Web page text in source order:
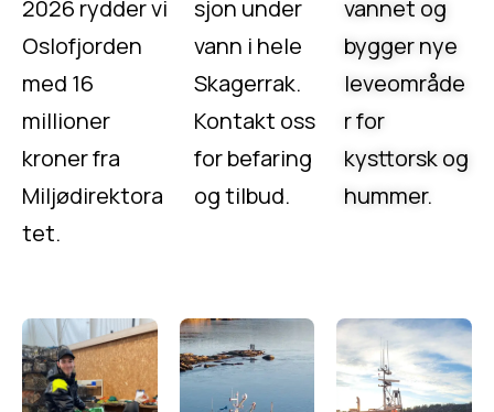
2026 rydder vi
Oslofjorden
med 16
millioner
kroner fra
Miljødirektora
tet.
sjon under
vann i hele
Skagerrak.
Kontakt oss
for befaring
og tilbud.
vannet og
bygger nye
leveområde
r for
kysttorsk og
hummer.